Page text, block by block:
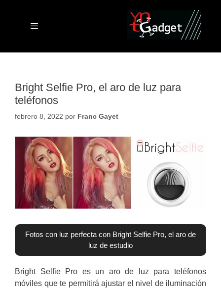
contenido
Menú
Bright Selfie Pro, el aro de luz para
teléfonos
febrero 8, 2022 por Franc Gayet
Fotos con luz perfecta con Bright Selfie Pro, el aro de
luz de estudio
Bright Selfie Pro es un aro de luz para teléfonos
móviles que te permitirá ajustar el nivel de iluminación